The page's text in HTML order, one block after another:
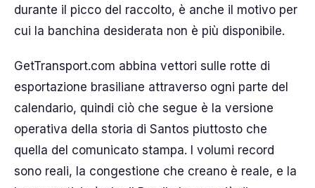
durante il picco del raccolto, è anche il motivo per
cui la banchina desiderata non è più disponibile.
GetTransport.com abbina vettori sulle rotte di
esportazione brasiliane attraverso ogni parte del
calendario, quindi ciò che segue è la versione
operativa della storia di Santos piuttosto che
quella del comunicato stampa. I volumi record
sono reali, la congestione che creano è reale, e la